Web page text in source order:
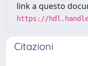
link a questo
https://
Citazioni